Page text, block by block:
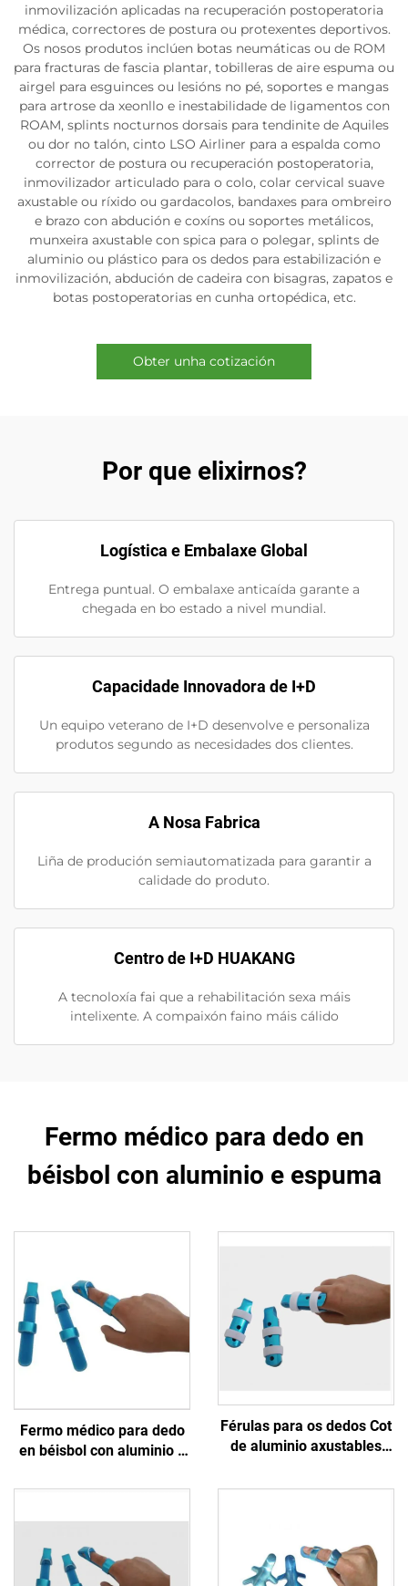
inmovilización aplicadas na recuperación postoperatoria
médica, correctores de postura ou protexentes deportivos.
Os nosos produtos inclúen botas neumáticas ou de ROM
para fracturas de fascia plantar, tobilleras de aire espuma ou
airgel para esguinces ou lesións no pé, soportes e mangas
para artrose da xeonllo e inestabilidade de ligamentos con
ROAM, splints nocturnos dorsais para tendinite de Aquiles
ou dor no talón, cinto LSO Airliner para a espalda como
corrector de postura ou recuperación postoperatoria,
inmovilizador articulado para o colo, colar cervical suave
axustable ou ríxido ou gardacolos, bandaxes para ombreiro
e brazo con abdución e coxíns ou soportes metálicos,
munxeira axustable con spica para o polegar, splints de
aluminio ou plástico para os dedos para estabilización e
inmovilización, abdución de cadeira con bisagras, zapatos e
botas postoperatorias en cunha ortopédica, etc.
Obter unha cotización
Por que elixirnos?
Logística e Embalaxe Global
Entrega puntual. O embalaxe anticaída garante a
chegada en bo estado a nivel mundial.
Capacidade Innovadora de I+D
Un equipo veterano de I+D desenvolve e personaliza
produtos segundo as necesidades dos clientes.
A Nosa Fabrica
Liña de produción semiautomatizada para garantir a
calidade do produto.
Centro de I+D HUAKANG
A tecnoloxía fai que a rehabilitación sexa máis
intelixente. A compaixón faino máis cálido
Fermo médico para dedo en
béisbol con aluminio e espuma
Fermo médico para dedo
en béisbol con aluminio e
Férulas para os dedos Cot
de aluminio axustables
protección ou